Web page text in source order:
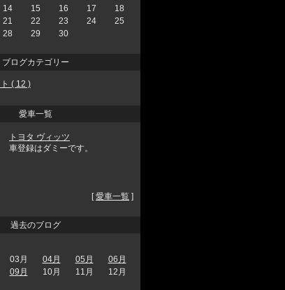
14 15 16 17
18
21 22 23 24
25
28 29 30
ブログカテゴリー
( 12 )
愛車一覧
トヨタ ヴィッツ
車登録はダミーです。
[愛車一覧 ]
過去のブログ
03月 04月 05月
06月
09月 10月 11月
12月